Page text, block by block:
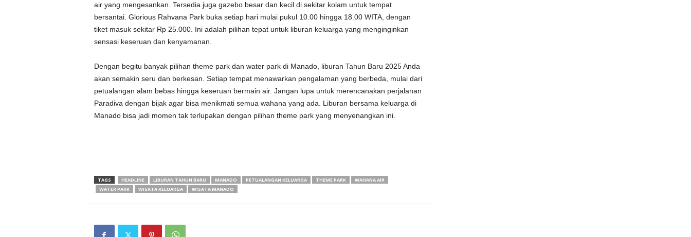
air yang mengesankan. Tersedia juga gazebo besar dan kecil di sekitar kolam untuk tempat
bersantai. Glorious Rahvana Park buka setiap hari mulai pukul 10.00 hingga 18.00 WITA, dengan
tiket masuk sekitar Rp 25.000. Ini adalah pilihan tepat untuk liburan keluarga yang menginginkan
sensasi keseruan dan kenyamanan.
Dengan begitu banyak pilihan theme park dan water park di Manado, liburan Tahun Baru 2025 Anda
akan semakin seru dan berkesan. Setiap tempat menawarkan pengalaman yang berbeda, mulai dari
petualangan alam bebas hingga keseruan bermain air. Jangan lupa untuk merencanakan perjalanan
Paradiva dengan bijak agar bisa menikmati semua wahana yang ada. Liburan bersama keluarga di
Manado bisa jadi momen tak terlupakan dengan pilihan theme park yang menyenangkan ini.
TAGS HEADLINE LIBURAN TAHUN BARU MANADO PETUALANGAN KELUARGA THEME PARK
WAHANA AIR
WATER PARK
WISATA KELUARGA WISATA MANADO